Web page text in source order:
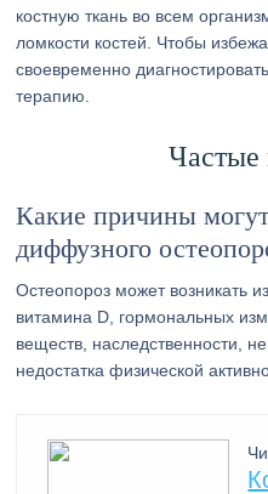
костную ткань во всем
ломкости костей. Чтобы
своевременно
терапию.
Частые
Какие причины
диффузного
Остеопороз может возникать
витамина D, гормональных
веществ, наследственности,
недостатка физической